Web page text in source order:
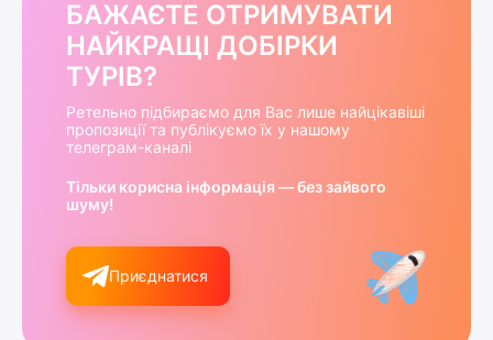
БАЖАЄТЕ ОТРИМУВАТИ
НАЙКРАЩІ ДОБІРКИ
ТУРІВ?
Ретельно підбираємо для Вас лише найцікавіші
пропозиції та публікуємо їх у нашому
телеграм-каналі
Тільки корисна інформація — без зайвого
шуму!
Приєднатися